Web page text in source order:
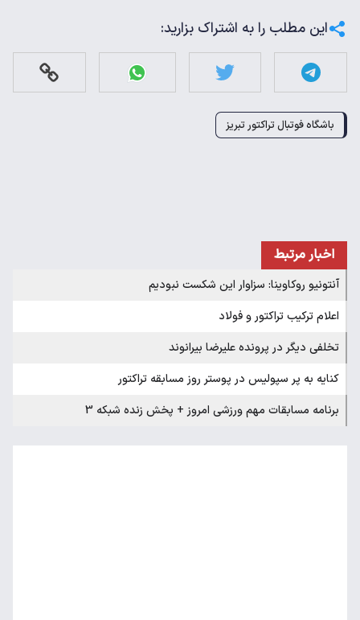
این مطلب را به اشتراک بزارید:
باشگاه فوتبال تراکتور تبریز
اخبار مرتبط
آنتونیو روکاوینا: سزاوار این شکست نبودیم
اعلام ترکیب تراکتور و فولاد
تخلفی دیگر در پرونده علیرضا بیرانوند
کنایه به پر سپولیس در پوستر روز مسابقه تراکتور
برنامه مسابقات مهم ورزشی امروز + پخش زنده شبکه 3